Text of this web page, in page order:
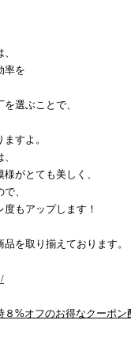
率を
選ぶことで、
すよ。
がとても美しく、
、
もアップします！
を取り揃えております。
８%オフのお得なクーポン